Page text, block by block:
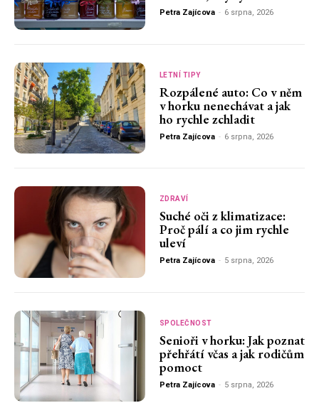
Petra Zajícova - 6 srpna, 2026
LETNÍ TIPY
Rozpálené auto: Co v něm
v horku nenechávat a jak
ho rychle zchladit
Petra Zajícova - 6 srpna, 2026
ZDRAVÍ
Suché oči z klimatizace:
Proč pálí a co jim rychle
uleví
Petra Zajícova - 5 srpna, 2026
SPOLEČNOST
Senioři v horku: Jak poznat
přehřátí včas a jak rodičům
pomoct
Petra Zajícova - 5 srpna, 2026